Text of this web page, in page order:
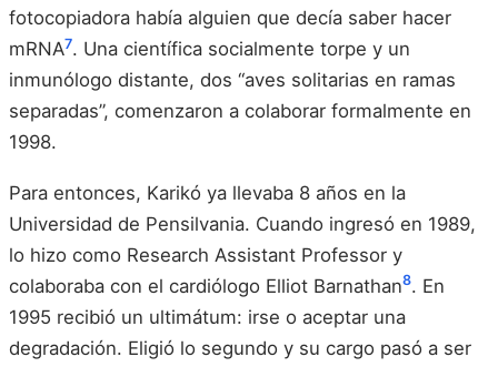
fotocopiadora había alguien que decía saber hacer
mRNA7. Una científica socialmente torpe y un
inmunólogo distante, dos “aves solitarias en ramas
separadas”, comenzaron a colaborar formalmente en
1998.
Para entonces, Karikó ya llevaba 8 años en la
Universidad de Pensilvania. Cuando ingresó en 1989,
lo hizo como Research Assistant Professor y
colaboraba con el cardiólogo Elliot Barnathan8. En
1995 recibió un ultimátum: irse o aceptar una
degradación. Eligió lo segundo y su cargo pasó a ser